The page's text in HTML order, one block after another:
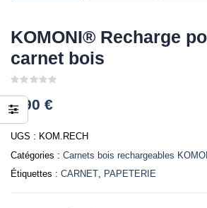
KOMONI® Recharge
carnet bois
of
8,90 €
UGS : KOM.RECH
Catégories : Carnets bois rechargeables
Étiquettes : CARNET, PAPETERIE